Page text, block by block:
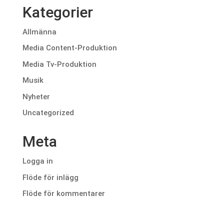
Kategorier
Allmänna
Media Content-Produktion
Media Tv-Produktion
Musik
Nyheter
Uncategorized
Meta
Logga in
Flöde för inlägg
Flöde för kommentarer